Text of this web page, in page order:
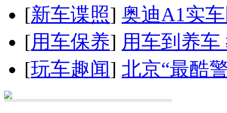
[新车谍照] 奥迪A1实
[用车保养] 用车到养
[玩车趣闻] 北京“最酷